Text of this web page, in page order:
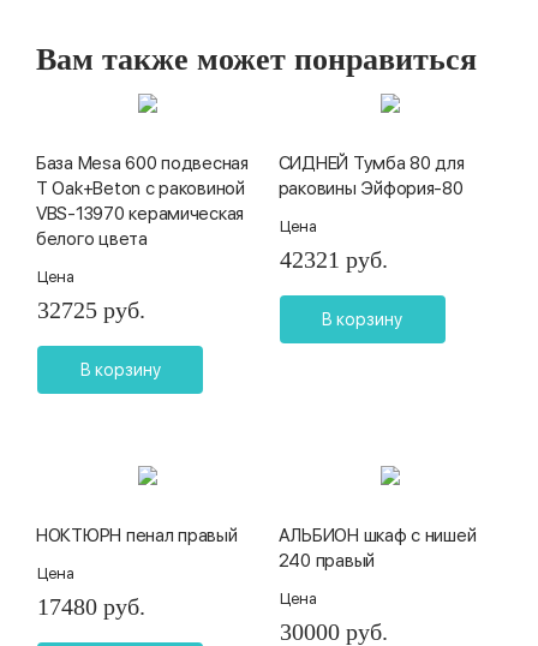
Вам также может понравиться
База Mesa 600 подвесная
T Oak+Beton с раковиной
VBS-13970 керамическая
белого цвета
Цена
32725 руб.
В корзину
СИДНЕЙ Тумба 80 для
раковины Эйфория-80
Цена
42321 руб.
В корзину
НОКТЮРН пенал правый
Цена
17480 руб.
АЛЬБИОН шкаф с нишей
240 правый
Цена
30000 руб.